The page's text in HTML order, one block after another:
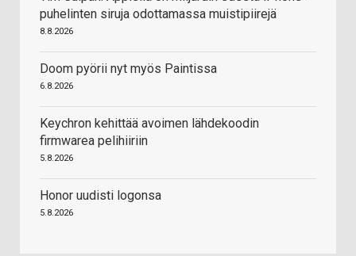
puhelinten siruja odottamassa muistipiirejä
8.8.2026
Doom pyörii nyt myös Paintissa
6.8.2026
Keychron kehittää avoimen lähdekoodin
firmwarea pelihiiriin
5.8.2026
Honor uudisti logonsa
5.8.2026